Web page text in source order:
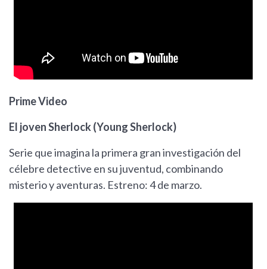
Prime Video
El joven Sherlock (Young Sherlock)
Serie que imagina la primera gran investigación del
célebre detective en su juventud, combinando
misterio y aventuras. Estreno: 4 de marzo.